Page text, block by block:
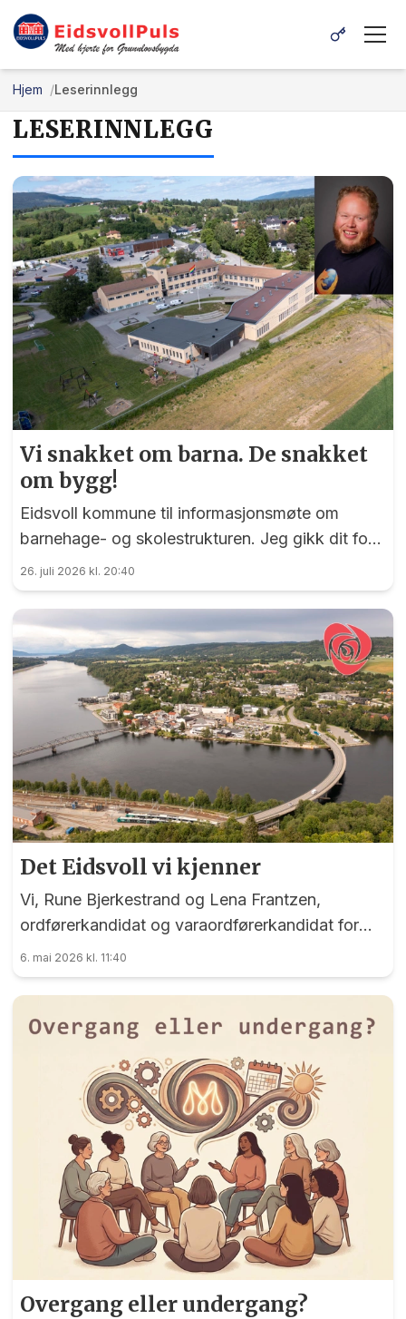
Hjem Leserinnlegg
LESERINNLEGG
Vi snakket om barna. De snakket
om bygg!
Eidsvoll kommune til informasjonsmøte om
barnehage- og skolestrukturen. Jeg gikk dit for
å bli klokere. Jeg gikk hjem mer urolig enn da jeg
kom.
26. juli 2026 kl. 20:40
Det Eidsvoll vi kjenner
Vi, Rune Bjerkestrand og Lena Frantzen,
ordførerkandidat og varaordførerkandidat for
Eidsvoll Arbeiderparti, leste EidsvollPuls mandag
4. mai, og kjente at vi fikk lyst til å si noe.
6. mai 2026 kl. 11:40
Overgang eller undergang?